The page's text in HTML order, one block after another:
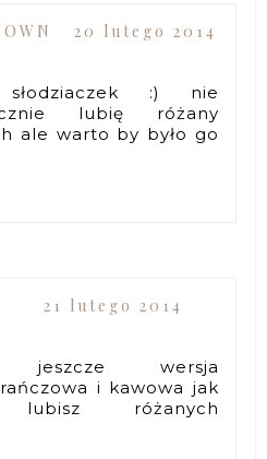
20 lutego 2014
:) nie
lubię różany
ale warto by było go
21 lutego 2014
jeszcze wersja
i kawowa jak
różanych